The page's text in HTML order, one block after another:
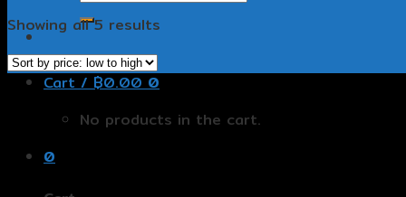
Cart /฿0.00 0
No products in the cart.
0
Showing all 5 results